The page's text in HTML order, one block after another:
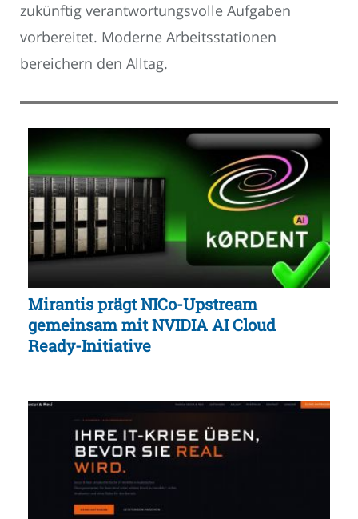
zukünftig verantwortungsvolle Aufgaben
vorbereitet. Moderne Arbeitsstationen
bereichern den Alltag.
Mirantis prägt NICo-Upstream
gemeinsam mit NVIDIA AI Cloud
Ready-Initiative